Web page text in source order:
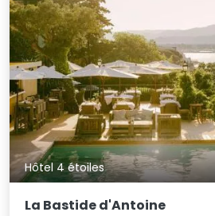
Hôtel 4 étoiles
La Bastide d'Antoine